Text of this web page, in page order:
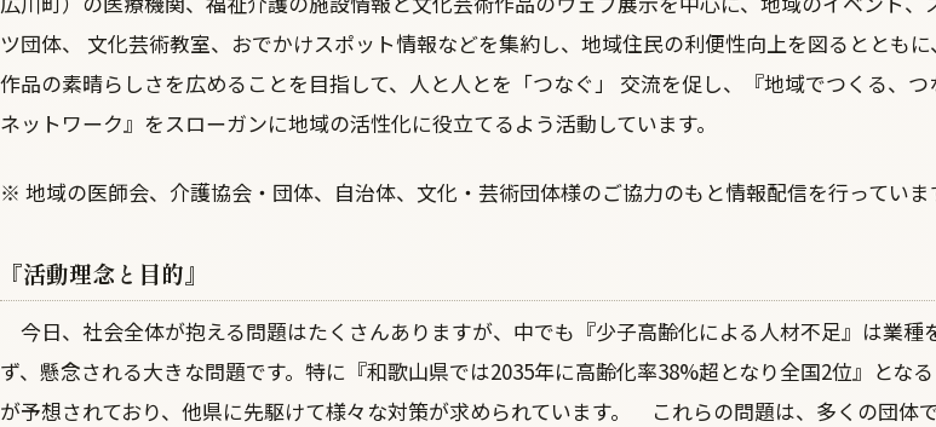
ツ団体、 文化芸術教室、おでかけスポット情報などを集約し、地域住民の利便性向上を図るととも
作品の素晴らしさを広めることを目指して、人と人とを「つなぐ」 交流を促し、『地域でつくる、つ
ネットワーク』をスローガンに地域の活性化に役立てるよう活動しています。
※ 地域の医師会、介護協会・団体、自治体、文化・芸術団体様のご協力のもと情報配信を行っていま
『活動理念と目的』
今日、社会全体が抱える問題はたくさんありますが、中でも『少子高齢化による人材不足』は業種
ず、懸念される大きな問題です。特に『和歌山県では2035年に高齢化率38%超となり全国2位』とな
が予想されており、他県に先駆けて様々な対策が求められています。 これらの問題は、多くの団体